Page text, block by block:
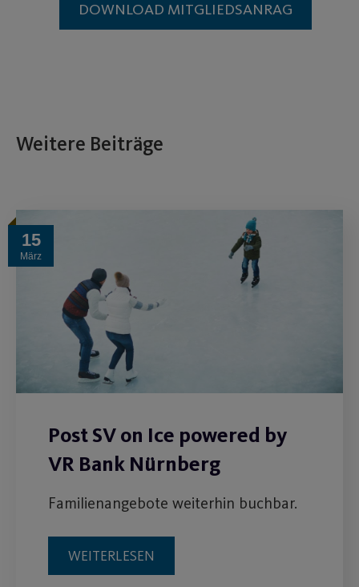
DOWNLOAD MITGLIEDSANRAG
Weitere Beiträge
15
März
Post SV on Ice powered by
VR Bank Nürnberg
Familienangebote weiterhin buchbar.
WEITERLESEN